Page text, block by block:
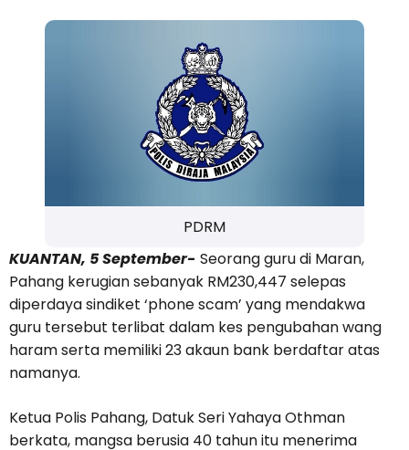
PDRM
KUANTAN, 5 September- Seorang guru di Maran,
Pahang kerugian sebanyak RM230,447 selepas
diperdaya sindiket ‘phone scam’ yang mendakwa
guru tersebut terlibat dalam kes pengubahan wang
haram serta memiliki 23 akaun bank berdaftar atas
namanya.
Ketua Polis Pahang, Datuk Seri Yahaya Othman
berkata, mangsa berusia 40 tahun itu menerima